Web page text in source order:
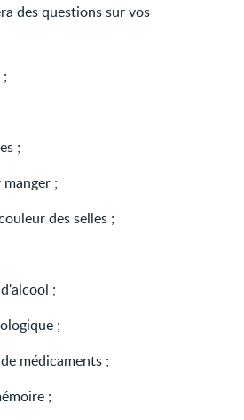
des questions sur vos
;
;
des selles ;
;
;
médicaments ;
;